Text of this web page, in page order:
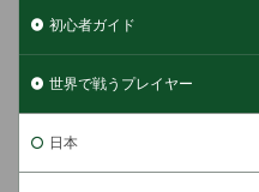
初心者ガイド
世界で戦うプレイヤー
日本